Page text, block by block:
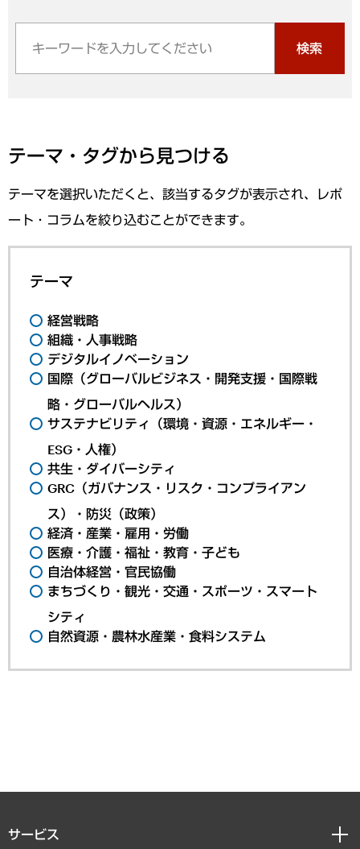
検索
テーマ・タグから見つける
テーマを選択いただくと、該当するタグが表示され、レポ
ート・コラムを絞り込むことができます。
テーマ
経営戦略
組織・人事戦略
デジタルイノベーション
国際（グローバルビジネス・開発支援・国際戦
略・グローバルヘルス）
サステナビリティ（環境・資源・エネルギー・
ESG・人権）
共生・ダイバーシティ
GRC（ガバナンス・リスク・コンプライアン
ス）・防災（政策）
経済・産業・雇用・労働
医療・介護・福祉・教育・子ども
自治体経営・官民協働
まちづくり・観光・交通・スポーツ・スマート
シティ
自然資源・農林水産業・食料システム
サービス